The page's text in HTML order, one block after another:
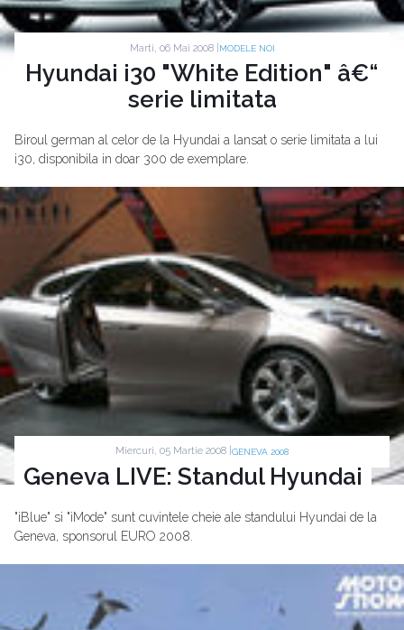
Marti, 06 Mai 2008 | MODELE NOI
Hyundai i30 "White Edition" â€“
serie limitata
Biroul german al celor de la Hyundai a lansat o serie limitata a lui
i30, disponibila in doar 300 de exemplare.
Miercuri, 05 Martie 2008 | GENEVA 2008
Geneva LIVE: Standul Hyundai
"iBlue" si "iMode" sunt cuvintele cheie ale standului Hyundai de la
Geneva, sponsorul EURO 2008.